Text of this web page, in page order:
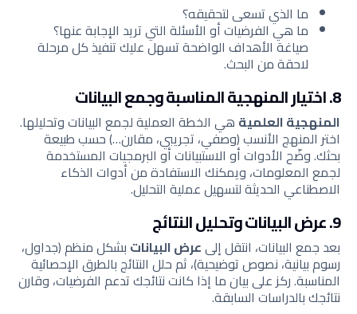
ما الذي تسعى لتحقيقه؟
ما هي الفرضيات أو الأسئلة التي تريد الإجابة عنها؟
صياغة الأهداف الواضحة تسهل عليك تنفيذ كل مرحلة
لاحقة من البحث.
8. اختيار المنهجية المناسبة وجمع البيانات
المنهجية العلميةهي الخطة العملية لجمع البيانات وتحليلها.
اختر المنهج الأنسب (وصفي، تجريبي، مقارن…) حسب طبيعة
بحثك. وضّح الأدوات أو الاستبيانات أو البرمجيات المستخدمة
لجمع المعلومات، ويمكنك الاستفادة من أدوات الذكاء
الاصطناعي الحديثة لتسهيل عملية التحليل.
9. عرض البيانات وتحليل النتائج
بعد جمع البيانات، انتقل إلى عرض البياناتبشكل منظم (جداول،
رسوم بيانية، نصوص توضيحية)، ثم حلل النتائج بالطرق الإحصائية
المناسبة. ركز على بيان ما إذا كانت نتائجك تدعم الفرضيات، وقارن
نتائجك بالدراسات السابقة.